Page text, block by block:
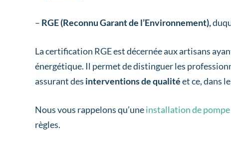
– RGE (Reconnu Garant de l’Environnement),
La certification RGE est décernée aux artisans
énergétique. Il permet de distinguer les
assurant des interventions de qualitéet ce, dans le
Nous vous rappelons qu’uneinstallation de pompe
règles.